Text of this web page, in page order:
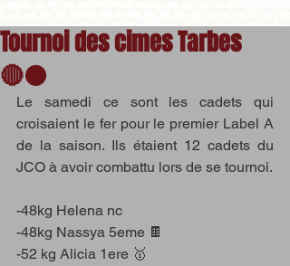
Tournoi des cimes Tarbes
🔴⚫️
Le samedi ce sont les cadets qui
croisaient le fer pour le premier Label A
de la saison. Ils étaient 12 cadets du
JCO à avoir combattu lors de se tournoi.
-48kg Helena nc
-48kg Nassya 5eme 🍫
-52 kg Alicia 1ere 🥇